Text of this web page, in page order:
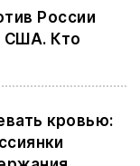
России
США. Кто
кровью: